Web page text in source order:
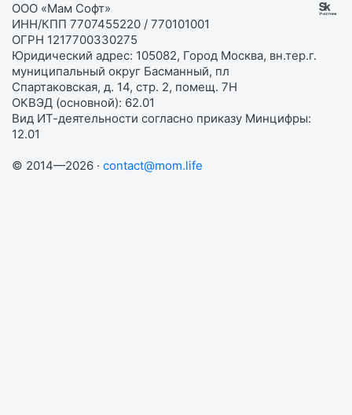
ООО «Мам Софт»
ИНН/КПП 7707455220 / 770101001
ОГРН 1217700330275
Юридический адрес: 105082, Город Москва, вн.тер.г.
муниципальный округ Басманный, пл
Спартаковская, д. 14, стр. 2, помещ. 7Н
ОКВЭД (основной): 62.01
Вид ИТ-деятельности согласно приказу Минцифры:
12.01
© 2014—2026 · contact@mom.life